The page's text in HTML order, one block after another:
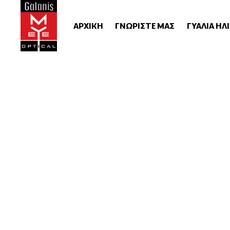
ΑΡΧΙΚΗ ΓΝΩΡΙΣΤΕ ΜΑΣ ΓΥΑΛΙΑ